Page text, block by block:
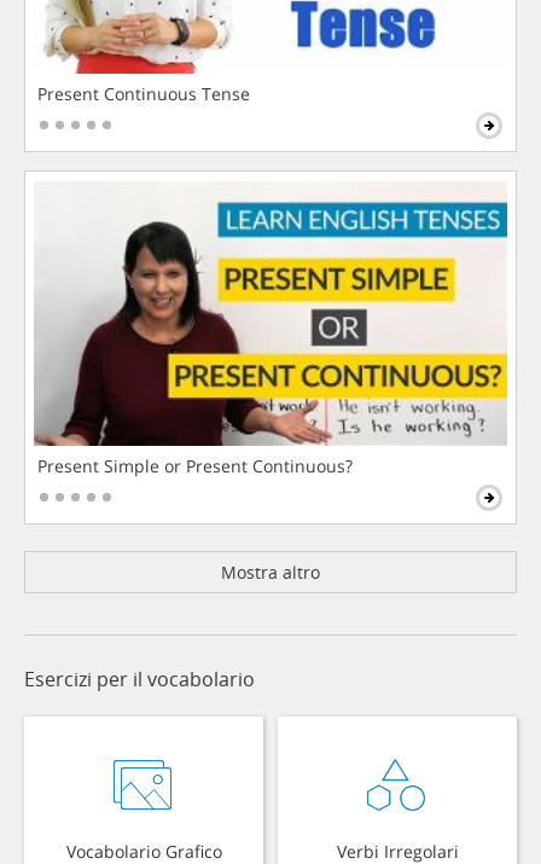
Present Continuous Tense
Present Simple or Present Continuous?
Mostra altro
Esercizi per il vocabolario
Vocabolario Grafico Verbi Irregolari